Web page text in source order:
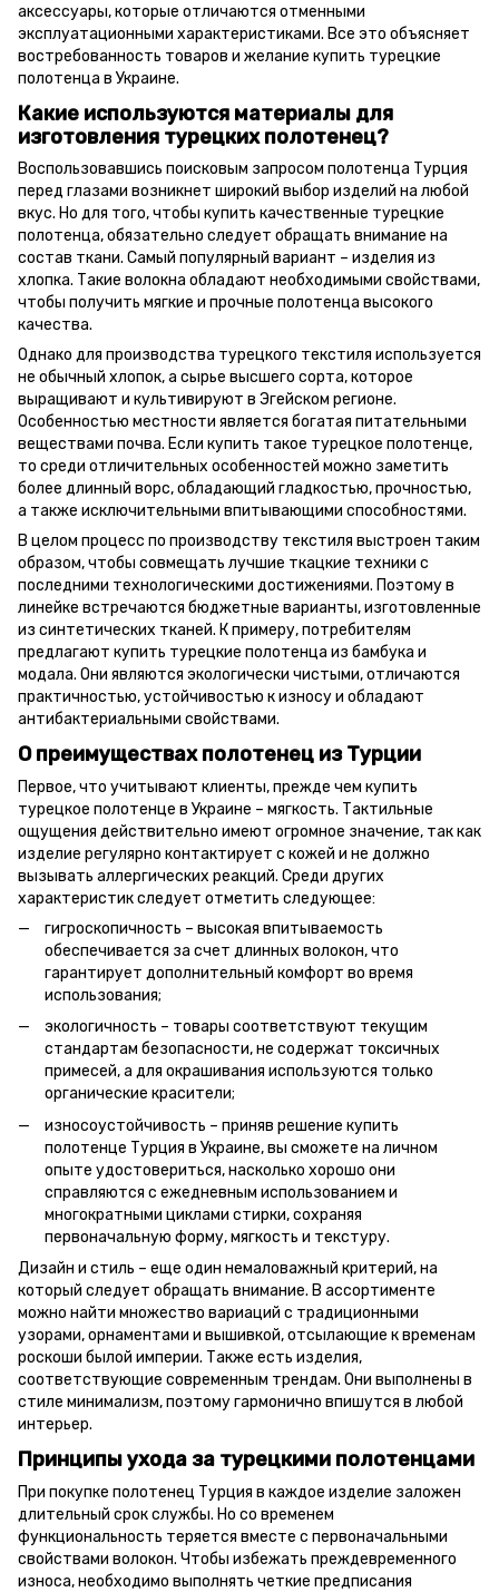
аксессуары, которые отличаются отменными
эксплуатационными характеристиками. Все это объясняет
востребованность товаров и желание купить турецкие
полотенца в Украине.
Какие используются материалы для
изготовления турецких полотенец?
Воспользовавшись поисковым запросом полотенца Турция
перед глазами возникнет широкий выбор изделий на любой
вкус. Но для того, чтобы купить качественные турецкие
полотенца, обязательно следует обращать внимание на
состав ткани. Самый популярный вариант – изделия из
хлопка. Такие волокна обладают необходимыми свойствами,
чтобы получить мягкие и прочные полотенца высокого
качества.
Однако для производства турецкого текстиля используется
не обычный хлопок, а сырье высшего сорта, которое
выращивают и культивируют в Эгейском регионе.
Особенностью местности является богатая питательными
веществами почва. Если купить такое турецкое полотенце,
то среди отличительных особенностей можно заметить
более длинный ворс, обладающий гладкостью, прочностью,
а также исключительными впитывающими способностями.
В целом процесс по производству текстиля выстроен таким
образом, чтобы совмещать лучшие ткацкие техники с
последними технологическими достижениями. Поэтому в
линейке встречаются бюджетные варианты, изготовленные
из синтетических тканей. К примеру, потребителям
предлагают купить турецкие полотенца из бамбука и
модала. Они являются экологически чистыми, отличаются
практичностью, устойчивостью к износу и обладают
антибактериальными свойствами.
О преимуществах полотенец из Турции
Первое, что учитывают клиенты, прежде чем купить
турецкое полотенце в Украине – мягкость. Тактильные
ощущения действительно имеют огромное значение, так как
изделие регулярно контактирует с кожей и не должно
вызывать аллергических реакций. Среди других
характеристик следует отметить следующее:
гигроскопичность – высокая впитываемость
обеспечивается за счет длинных волокон, что
гарантирует дополнительный комфорт во время
использования;
экологичность – товары соответствуют текущим
стандартам безопасности, не содержат токсичных
примесей, а для окрашивания используются только
органические красители;
износоустойчивость – приняв решение купить
полотенце Турция в Украине, вы сможете на личном
опыте удостовериться, насколько хорошо они
справляются с ежедневным использованием и
многократными циклами стирки, сохраняя
первоначальную форму, мягкость и текстуру.
Дизайн и стиль – еще один немаловажный критерий, на
который следует обращать внимание. В ассортименте
можно найти множество вариаций с традиционными
узорами, орнаментами и вышивкой, отсылающие к временам
роскоши былой империи. Также есть изделия,
соответствующие современным трендам. Они выполнены в
стиле минимализм, поэтому гармонично впишутся в любой
интерьер.
Принципы ухода за турецкими полотенцами
При покупке полотенец Турция в каждое изделие заложен
длительный срок службы. Но со временем
функциональность теряется вместе с первоначальными
свойствами волокон. Чтобы избежать преждевременного
износа, необходимо выполнять четкие предписания